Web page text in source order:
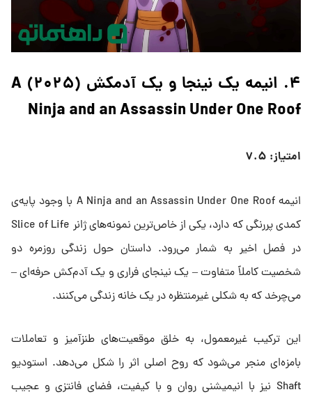
۴. انیمه یک نینجا و یک آدمکش (۲۰۲۵) A
Ninja and an Assassin Under One Roof
امتیاز: ۷.۵
انیمه A Ninja and an Assassin Under One Roof با وجود پایه‌ی
کمدی پررنگی که دارد، یکی از خاص‌ترین نمونه‌های ژانر Slice of Life
در فصل اخیر به شمار می‌رود. داستان حول زندگی روزمره‌ دو
شخصیت کاملاً متفاوت – یک نینجای فراری و یک آدم‌کش حرفه‌ای –
می‌چرخد که به شکلی غیرمنتظره در یک خانه زندگی می‌کنند.
این ترکیب غیرمعمول، به خلق موقعیت‌های طنزآمیز و تعاملات
بامزه‌ای منجر می‌شود که روح اصلی اثر را شکل می‌دهد. استودیو
Shaft نیز با انیمیشنی روان و با کیفیت، فضای فانتزی و عجیب